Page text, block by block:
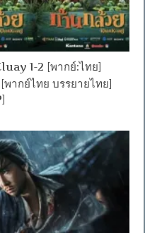
1-2 [พากย์:ไทย]
ากย์ไทย บรรยายไทย]